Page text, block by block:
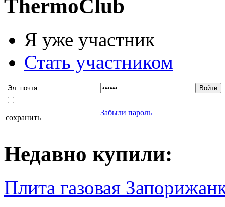
ThermoClub
Я уже участник
Стать участником
сохранить
Забыли пароль
Недавно купили:
Плита газовая